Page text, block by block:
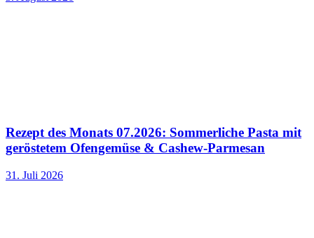
Rezept des Monats 07.2026: Sommerliche Pasta mit
geröstetem Ofengemüse & Cashew-Parmesan
31. Juli 2026